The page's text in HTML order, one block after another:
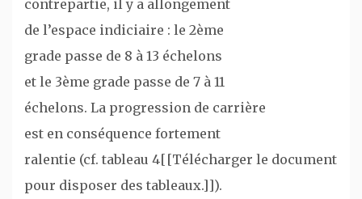
contrepartie, il y a allongement
de l’espace indiciaire : le 2ème
grade passe de 8 à 13 échelons
et le 3ème grade passe de 7 à 11
échelons. La progression de carrière
est en conséquence fortement
ralentie (cf. tableau 4[[Télécharger le document
pour disposer des tableaux.]]).